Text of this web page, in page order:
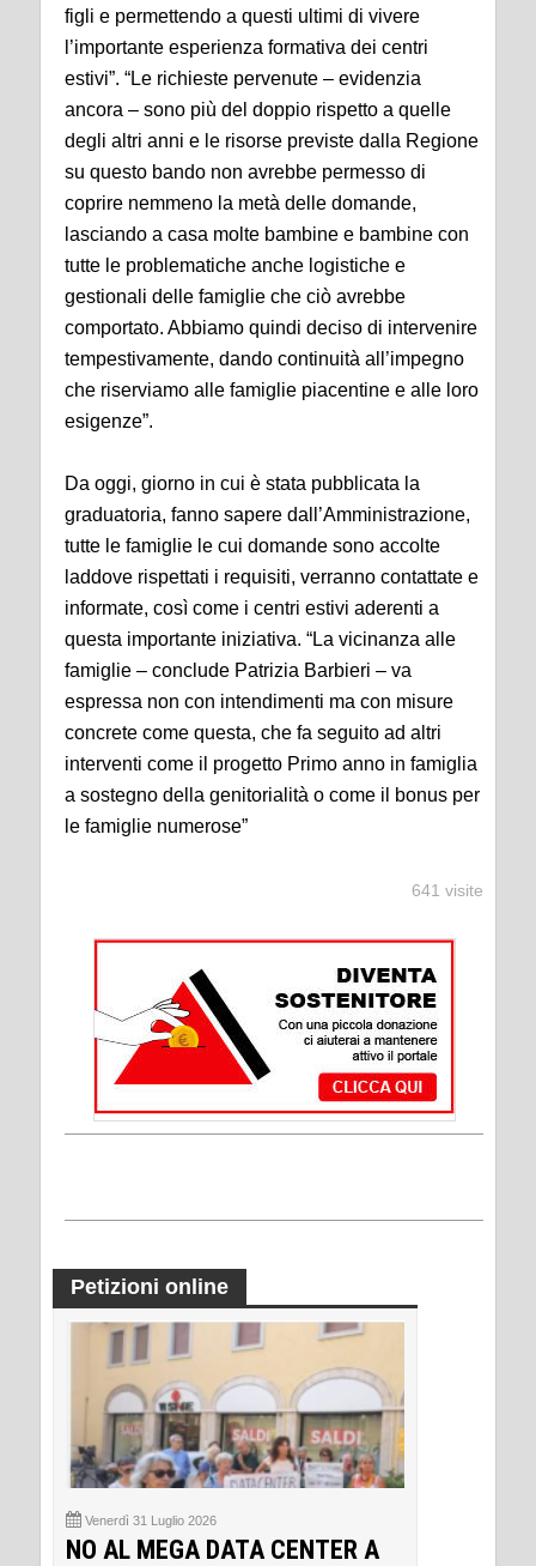
figli e permettendo a questi ultimi di vivere
l’importante esperienza formativa dei centri
estivi”. “Le richieste pervenute – evidenzia
ancora – sono più del doppio rispetto a quelle
degli altri anni e le risorse previste dalla Regione
su questo bando non avrebbe permesso di
coprire nemmeno la metà delle domande,
lasciando a casa molte bambine e bambine con
tutte le problematiche anche logistiche e
gestionali delle famiglie che ciò avrebbe
comportato. Abbiamo quindi deciso di intervenire
tempestivamente, dando continuità all’impegno
che riserviamo alle famiglie piacentine e alle loro
esigenze”.
Da oggi, giorno in cui è stata pubblicata la
graduatoria, fanno sapere dall’Amministrazione,
tutte le famiglie le cui domande sono accolte
laddove rispettati i requisiti, verranno contattate e
informate, così come i centri estivi aderenti a
questa importante iniziativa. “La vicinanza alle
famiglie – conclude Patrizia Barbieri – va
espressa non con intendimenti ma con misure
concrete come questa, che fa seguito ad altri
interventi come il progetto Primo anno in famiglia
a sostegno della genitorialità o come il bonus per
le famiglie numerose”
641 visite
Petizioni online
Venerdì 31 Luglio 2026
NO AL MEGA DATA CENTER A